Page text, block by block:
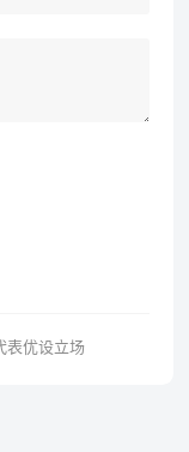
表优设立场